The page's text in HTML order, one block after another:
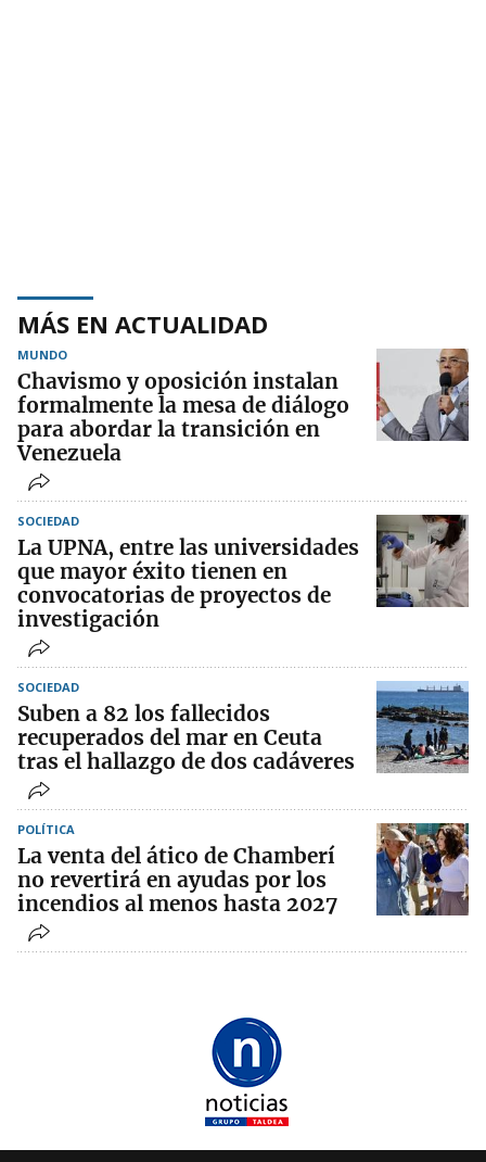
MÁS EN ACTUALIDAD
MUNDO
Chavismo y oposición instalan
formalmente la mesa de diálogo
para abordar la transición en
Venezuela
SOCIEDAD
La UPNA, entre las universidades
que mayor éxito tienen en
convocatorias de proyectos de
investigación
SOCIEDAD
Suben a 82 los fallecidos
recuperados del mar en Ceuta
tras el hallazgo de dos cadáveres
POLÍTICA
La venta del ático de Chamberí
no revertirá en ayudas por los
incendios al menos hasta 2027